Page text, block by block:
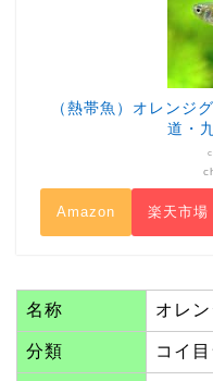
（熱帯魚）オレンジ
道・
Amazon 楽天市場
名称 オレ
分類 コイ